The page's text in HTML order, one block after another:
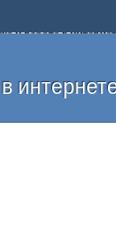
и работе в
что
уже сегодня.